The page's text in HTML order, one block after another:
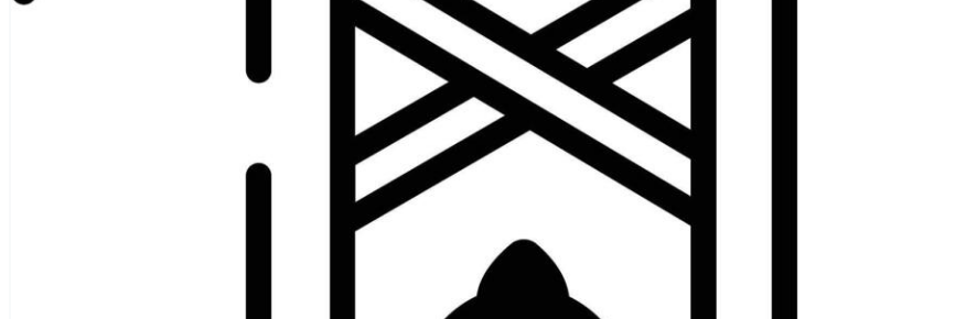
Redaktionelle Ereignisse